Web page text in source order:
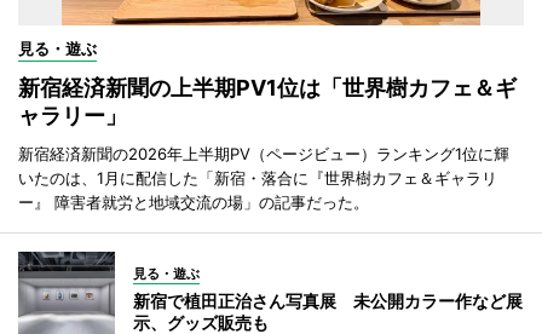
見る・遊ぶ
新宿経済新聞の上半期PV1位は「世界樹カフェ＆ギ
ャラリー」
新宿経済新聞の2026年上半期PV（ページビュー）ランキング1位に輝
いたのは、1月に配信した「新宿・落合に『世界樹カフェ＆ギャラリ
ー』 障害者就労と地域交流の場」の記事だった。
見る・遊ぶ
新宿で植田正治さん写真展 未公開カラー作など展
示、グッズ販売も